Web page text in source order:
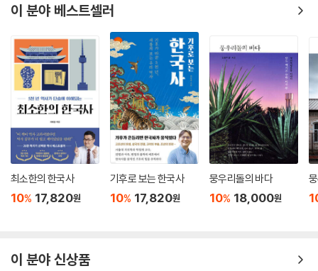
이 분야 베스트셀러
최소한의 한국사
10% 17,820원
기후로 보는 한국사
10% 17,820원
뭉우리돌의 바다
10% 18,000원
이 분야 신상품